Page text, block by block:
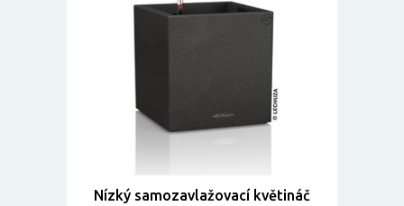
Nízký samozavlažovací květináč